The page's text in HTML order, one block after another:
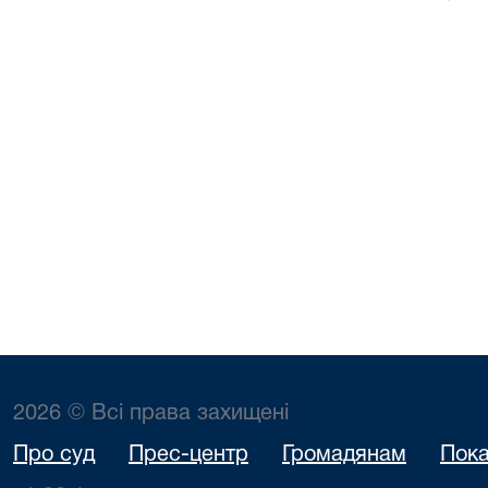
2026 © Всі права захищені
Про суд Прес-центр Громадянам